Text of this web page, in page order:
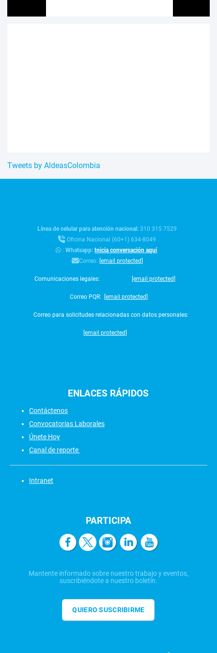
Tweets by AldeasColombia
Línea de celular para atención nacional:310 315 7529
Oficina Nacional (60+1) 634-8049
:Whatsapp: Inicia conversación aquí
Correo: [email protected]
Comunicaciones legales: [email protected]
Correo PQR: [email protected]
Correo para solicitudes relacionadas con datos personales:
[email protected]
ENLACES RÁPIDOS
Contáctenos
Convocatorias Laborales
Únete Hoy
Canal de reporte
Intranet
PARTICIPA
Mantente informado sobre nuestro trabajo y eventos,
suscribiéndote a nuestro boletín.
QUIERO SUSCRIBIRME